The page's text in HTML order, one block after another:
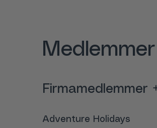
Firmamedlemmer
Adventure Holidays